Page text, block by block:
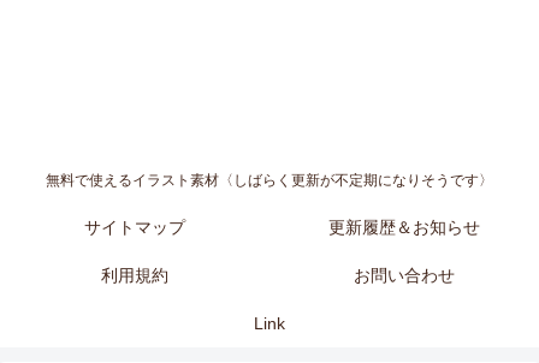
無料で使えるイラスト素材〈しばらく更新が不定期になりそうです〉
サイトマップ 更新履歴＆お知らせ
利用規約 お問い合わせ
Link